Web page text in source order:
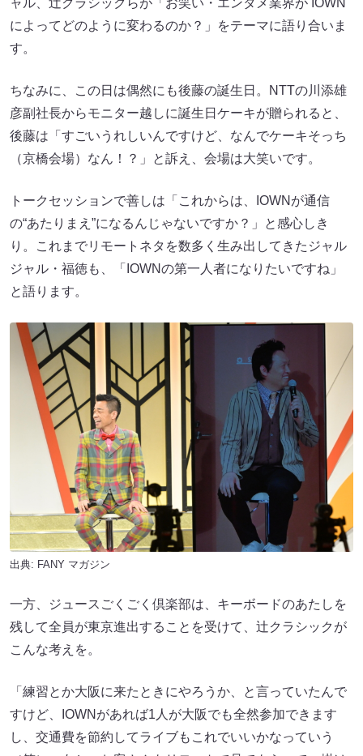
ャル、辻クラシックらが「お笑い・エンタメ業界が IOWN
によってどのように変わるのか？」をテーマに語り合いま
す。
ちなみに、この日は偶然にも後藤の誕生日。NTTの川添雄
彦副社長からモニター越しに誕生日ケーキが贈られると、
後藤は「すごいうれしいんですけど、なんでケーキそっち
（京橋会場）なん！？」と訴え、会場は大笑いです。
トークセッションで善しは「これからは、IOWNが通信
の“あたりまえ”になるんじゃないですか？」と感心しき
り。これまでリモートネタを数多く生み出してきたジャル
ジャル・福徳も、「IOWNの第一人者になりたいですね」
と語ります。
出典: FANY マガジン
一方、ジュースごくごく倶楽部は、キーボードのあたしを
残して全員が東京進出することを受けて、辻クラシックが
こんな考えを。
「練習とか大阪に来たときにやろうか、と言っていたんで
すけど、IOWNがあれば1人が大阪でも全然参加できます
し、交通費を節約してライブもこれでいいかなっていう